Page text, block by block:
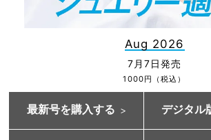
Aug 2026
7月7日発売
1000円（税込）
最新号を購入する デジタル